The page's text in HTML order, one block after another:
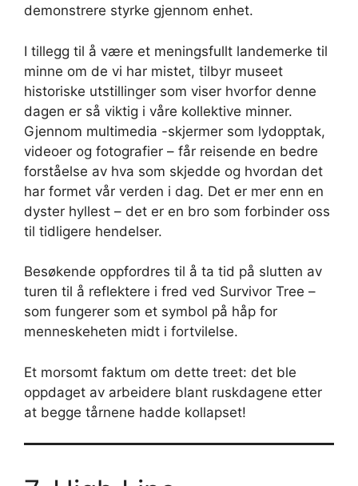
demonstrere styrke gjennom enhet.
I tillegg til å være et meningsfullt landemerke til
minne om de vi har mistet, tilbyr museet
historiske utstillinger som viser hvorfor denne
dagen er så viktig i våre kollektive minner.
Gjennom multimedia -skjermer som lydopptak,
videoer og fotografier – får reisende en bedre
forståelse av hva som skjedde og hvordan det
har formet vår verden i dag. Det er mer enn en
dyster hyllest – det er en bro som forbinder oss
til tidligere hendelser.
Besøkende oppfordres til å ta tid på slutten av
turen til å reflektere i fred ved Survivor Tree –
som fungerer som et symbol på håp for
menneskeheten midt i fortvilelse.
Et morsomt faktum om dette treet: det ble
oppdaget av arbeidere blant ruskdagene etter
at begge tårnene hadde kollapset!